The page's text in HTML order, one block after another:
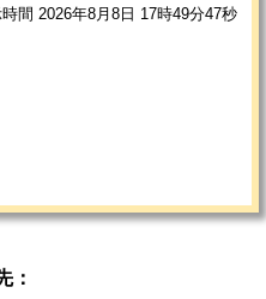
間 2026年8月8日 17時49分47秒
：